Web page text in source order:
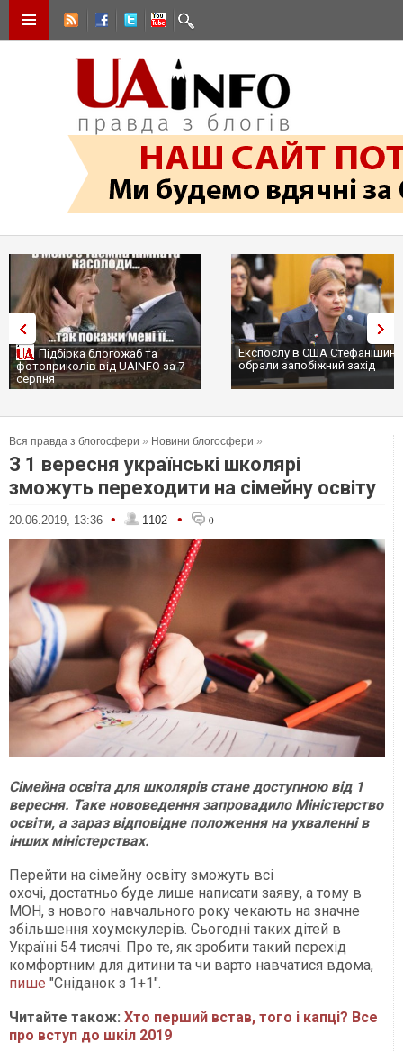
Підбірка блогожаб та
фотоприколів від UAINFO за 7
серпня
Експослу в США
обрали запобіжний захід
Вся правда з блогосфери » Новини блогосфери »
З 1 вересня українські школярі
зможуть переходити на сімейну освіту
20.06.2019, 13:36 • 1102 • 0
Сімейна освіта для школярів стане доступною від 1
вересня. Таке нововедення запровадило Міністерство
освіти, а зараз відповідне положення на ухваленні в
інших міністерствах.
Перейти на сімейну освіту зможуть всі
охочі, достатньо буде лише написати заяву, а тому в
МОН, з нового навчального року чекають на значне
збільшення хоумскулерів. Сьогодні таких дітей в
Україні 54 тисячі. Про те, як зробити такий перехід
комфортним для дитини та чи варто навчатися вдома,
пише "Сніданок з 1+1".
Читайте також: Хто перший встав, того і капці? Все
про вступ до шкіл 2019